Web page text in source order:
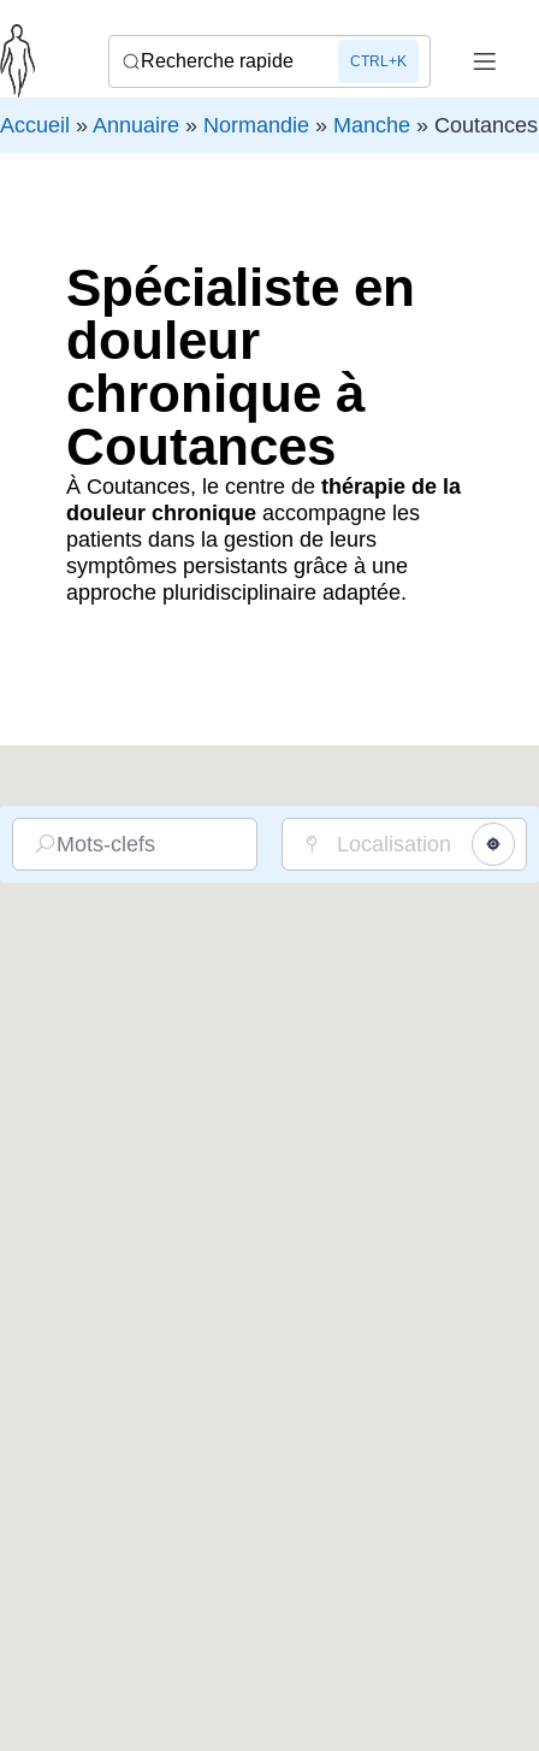
Recherche rapide CTRL+K
Accueil » Annuaire » Normandie » Manche » Coutances
Spécialiste en
douleur
chronique à
Coutances
À Coutances, le centre de thérapie de la
douleur chronique accompagne les
patients dans la gestion de leurs
symptômes persistants grâce à une
approche pluridisciplinaire adaptée.
Mots-clefs